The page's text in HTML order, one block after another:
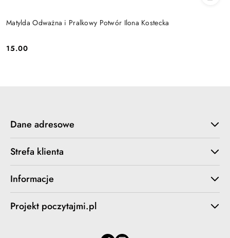
Matylda Odważna i Pralkowy Potwór Ilona Kostecka
Cena:
15.00
Dane adresowe
Strefa klienta
Informacje
Projekt poczytajmi.pl